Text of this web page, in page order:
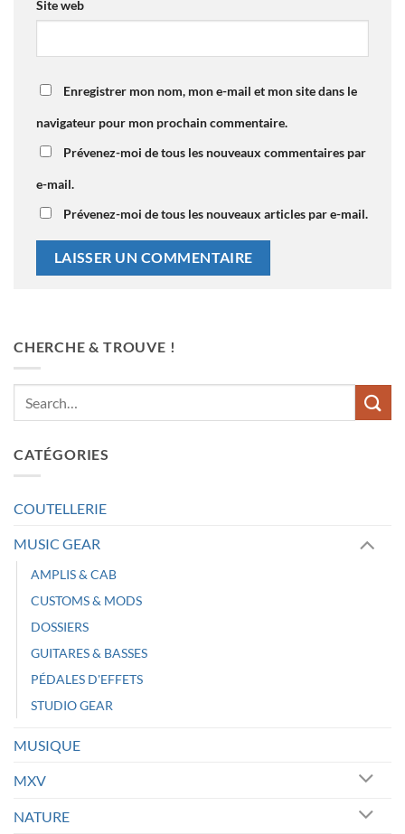
Site web
Enregistrer mon nom, mon e-mail et mon site dans le
navigateur pour mon prochain commentaire.
Prévenez-moi de tous les nouveaux commentaires par
e-mail.
Prévenez-moi de tous les nouveaux articles par e-mail.
CHERCHE & TROUVE !
CATÉGORIES
COUTELLERIE
MUSIC GEAR
AMPLIS & CAB
CUSTOMS & MODS
DOSSIERS
GUITARES & BASSES
PÉDALES D'EFFETS
STUDIO GEAR
MUSIQUE
MXV
NATURE